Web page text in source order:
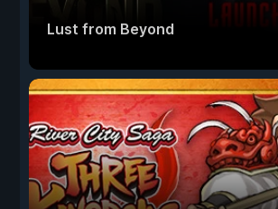
Lust from Beyond